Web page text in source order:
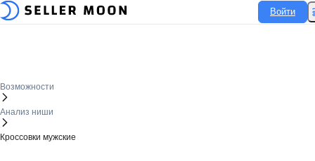
Войти
Войти
Возможности
Анализ ниши
Кроссовки мужские